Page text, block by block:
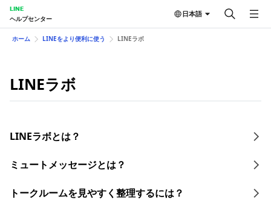
LINE
ヘルプセンター
日本語
ホーム LINEをより便利に使う LINEラボ
LINEラボ
LINEラボとは？
ミュートメッセージとは？
トークルームを見やすく整理するには？